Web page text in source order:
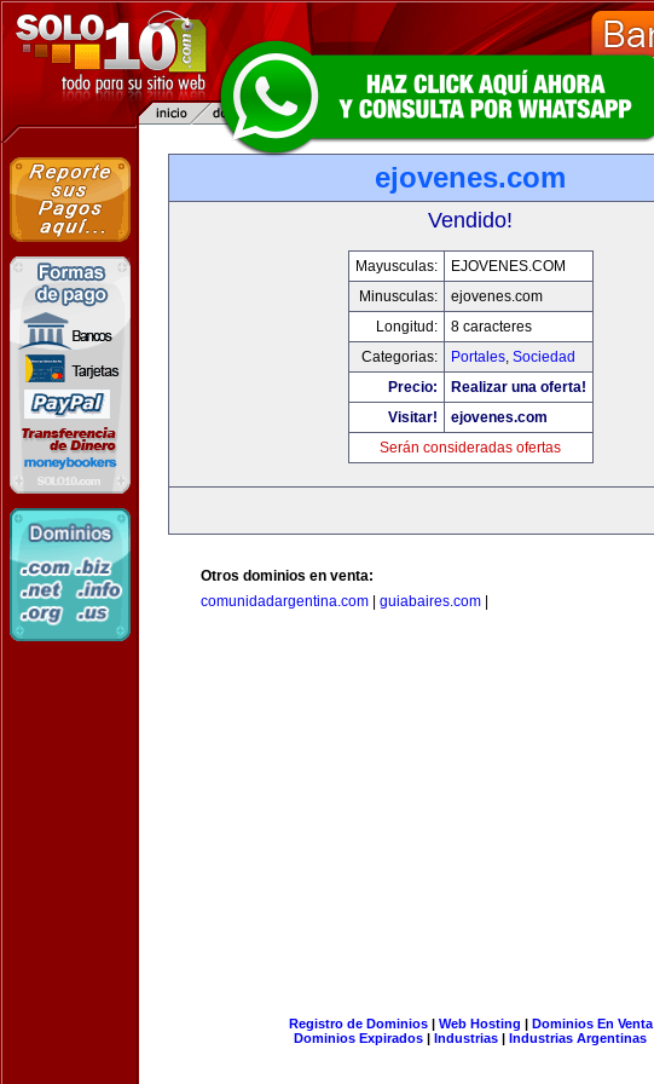
ejovenes.com
Vendido!
Mayusculas:
EJOVENES.COM
Minusculas:
ejovenes.com
Longitud:
8 caracteres
Categorias:
Portales, Sociedad
Precio:
Realizar una oferta!
Visitar!
ejovenes.com
Serán consideradas ofertas
Otros dominios en venta:
comunidadargentina.com
guiabaires.com
Registro de Dominios| Web Hosting | Dominios En Venta
Dominios Expirados | Industrias | Industrias Argentinas